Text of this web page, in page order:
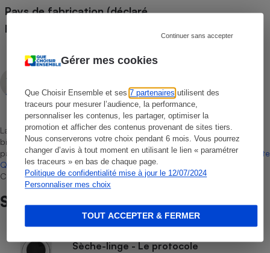
Gérer mes cookies
Que Choisir Ensemble et ses7 partenaires utilisent des
traceurs pour mesurer l’audience, la performance,
personnaliser les contenus, les partager, optimiser la
promotion et afficher des contenus provenant de sites tiers.
Nous conserverons votre choix pendant 6 mois. Vous pourrez
changer d’avis à tout moment en utilisant le lien « paramétrer
les traceurs » en bas de chaque page.
Politique de confidentialité mise à jour le 12/07/2024
Personnaliser mes choix
Continuer sans accepter
TOUT ACCEPTER & FERMER
Pays de fabrication (déclaré
par le fabricant)
La sélection de produits ou services est représentative du marché,
bien que non-exhaustive. À l’exception des autorisations données
par Bureau Veritas Certification conformément aux règles de
La Note
Que Choisir, il n’existe aucune relation contractuelle entre Que
Choisir Ensemble et les professionnels référencés.
Sur le même sujet
Sèche-linge - Le protocole